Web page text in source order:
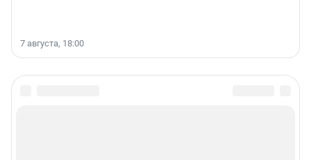
7 августа, 18:00